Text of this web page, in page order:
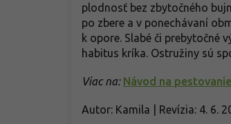
plodnosť bez zbytočného
po zbere a v ponechávaní
k opore. Slabé či prebytočné
habitus kríka. Ostružiny sú
Viac na: Návod na
Autor: Kamila | Revízia: 4. 6.